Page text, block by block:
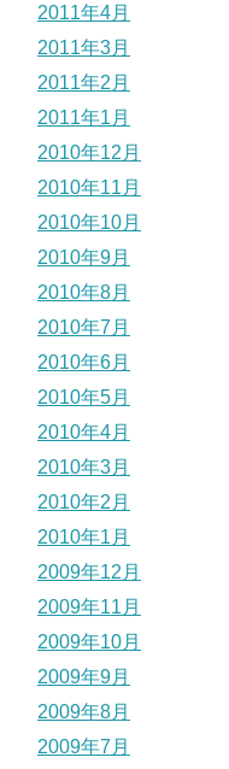
2011年4月
2011年3月
2011年2月
2011年1月
2010年12月
2010年11月
2010年10月
2010年9月
2010年8月
2010年7月
2010年6月
2010年5月
2010年4月
2010年3月
2010年2月
2010年1月
2009年12月
2009年11月
2009年10月
2009年9月
2009年8月
2009年7月